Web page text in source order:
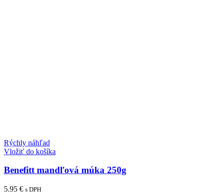
Rýchly náhľad
Vložiť do košíka
Benefitt mandľová múka 250g
5.95 € s DPH